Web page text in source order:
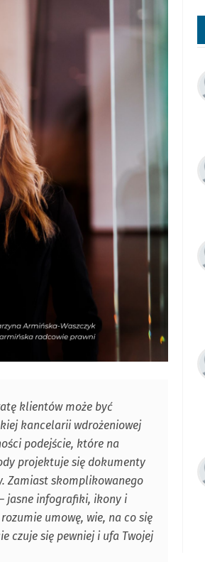
klientów może być
kancelarii wdrożeniowej
podejście, które na
projektuje się dokumenty
Zamiast skomplikowanego
jasne infografiki, ikony i
umowę, wie, na co się
czuje się pewniej i ufa Twojej